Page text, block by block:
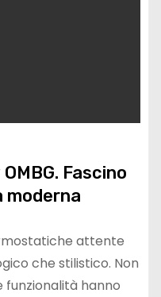
Fascino
moderna
attente
che stilistico. Non
funzionalità hanno